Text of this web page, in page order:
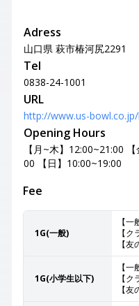
Adress
山口県 萩市椿河尻2291
Tel
0838-24-1001
URL
http://www.us-
Opening Hours
【月~木】12:00~21:00
00 【日】10:00~19:00
Fee
1G(一般)
【
【
【
1G(小学生以下)
【
【
【